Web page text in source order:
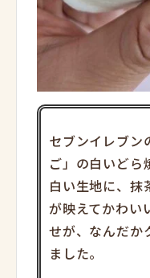
セブンイレブン
ご」の白いどら
白い生地に、抹
が映えてかわい
せが、なんだか
ました。